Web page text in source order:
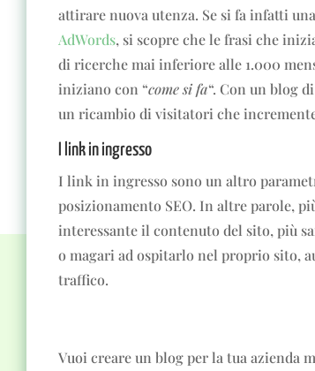
attirare nuova utenza. Se si fa infatti
AdWords, si scopre che le frasi che
di ricerche mai inferiore alle 1.000
iniziano con “come si fa“. Con un blog
un ricambio di visitatori che
I link in ingresso
I link in ingresso sono un altro
posizionamento SEO. In altre parole,
interessante il contenuto del sito, più
o magari ad ospitarlo nel proprio sito,
traffico.
Vuoi creare un blog per la tua azienda